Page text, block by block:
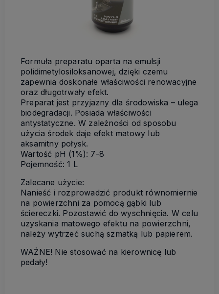
Formuła preparatu oparta na emulsji
polidimetylosiloksanowej, dzięki czemu
zapewnia doskonałe właściwości renowacyjne
oraz długotrwały efekt.
Preparat jest przyjazny dla środowiska – ulega
biodegradacji. Posiada właściwości
antystatyczne. W zależności od sposobu
użycia środek daje efekt matowy lub
aksamitny połysk.
Wartość pH (1%): 7-8
Pojemność: 1 L
Zalecane użycie:
Nanieść i rozprowadzić produkt równomiernie
na powierzchni za pomocą gąbki lub
ściereczki. Pozostawić do wyschnięcia. W celu
uzyskania matowego efektu na powierzchni,
należy wytrzeć suchą szmatką lub papierem.
WAŻNE! Nie stosować na kierownicę lub
pedały!